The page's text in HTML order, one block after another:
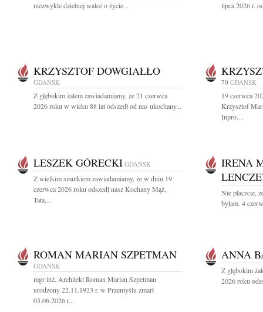
niezwykle dzielnej walce o życie...
lipca 2026 r.
KRZYSZTOF DOWGIAŁŁO
GDAŃSK
Z głębokim żalem zawiadamiamy, że 21 czerwca
2026 roku w wieku 88 lat odszedł od nas ukochany...
70 GDAŃSK
19 czerwca
Krzysztof
Inpro....
LESZEK GÓRECKI GDAŃSK
Z wielkim smutkiem zawiadamiamy, że w dniu 19
czerwca 2026 roku odszedł nasz Kochany Mąż,
Tata,...
IRENA
Nie płaczcie,
byłam. 4
ROMAN MARIAN SZPETMAN
GDAŃSK
mgr inż. Architekt Roman Marian Szpetman
urodzony 22.11.1923 r. w Przemyślu zmarł
03.06.2026 r....
ANNA
Z głębokim
2026 roku